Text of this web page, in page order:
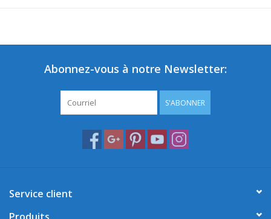
Abonnez-vous à notre Newsletter:
S'ABONNER
Service client